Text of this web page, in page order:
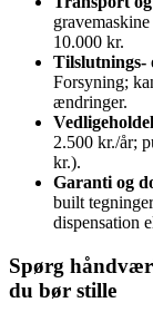
10.000 kr.
Tilslutnings-
Forsyning;
ændringer.
2.500 kr./år;
kr.).
Garanti og
built
dispensation
Spørg
du bør stille